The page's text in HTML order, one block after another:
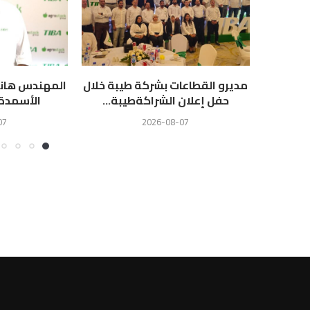
مديرو القطاعات بشركة طيبة خلال
حفل إعلان الشراكةطيبة...
2026-08-07
المهندس